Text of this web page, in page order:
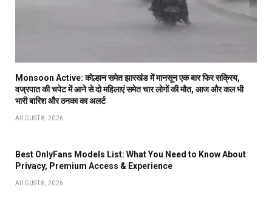
Monsoon Active: कोल्हान समेत झारखंड में मानसून एक बार फिर सक्रिय,
वज्रपात की चपेट में आने से दो महिलाएं समेत चार लोगों की मौत, आज और कल भी
भारी बारिश और ठनका का अलर्ट
AUGUST 8, 2026
Best OnlyFans Models List: What You Need to Know About
Privacy, Premium Access & Experience
AUGUST 8, 2026